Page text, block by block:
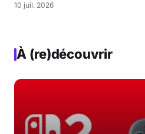
10 juil. 2026
À (re)découvrir